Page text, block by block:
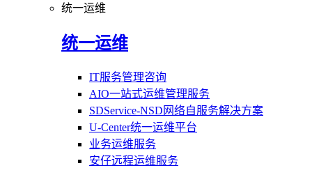
统一运维
统一运维
IT服务管理咨询
AIO一站式运维管理服务
SDService-NSD网络自服务解决方案
U-Center统一运维平台
业务运维服务
安仔远程运维服务